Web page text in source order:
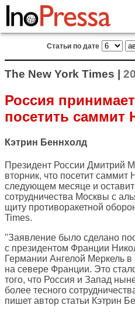
Статьи по дате
The New York Times |
Россия
посетить саммит
Кэтрин Беннхолд
Президент России Дмитрий
вторник, что посетит
следующем месяце и
сотрудничества Москвы с
щиту противоракетной
Times.
"Заявление было сделано
с президентом Франции
Германии Ангелой Меркель
на севере Франции. Это
того, что Россия и Запад
более тесного
пишет автор статьи Кэтрин